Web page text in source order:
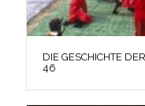
DIE GESCHICHTE
46